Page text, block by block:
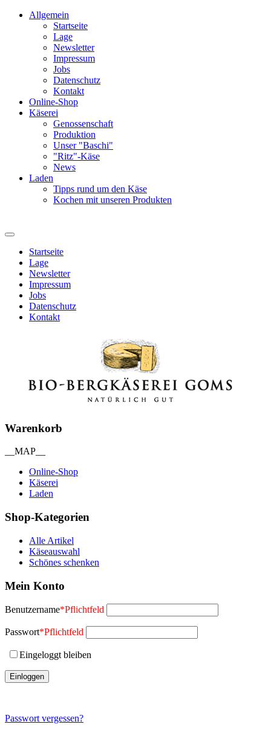
Allgemein
Startseite
Lage
Newsletter
Impressum
Jobs
Datenschutz
Kontakt
Online-Shop
Käserei
Genossenschaft
Produktion
Unser "Baschi"
"Ritz"-Käse
News
Laden
Tipps rund um den Käse
Kochen mit unseren Produkten
Startseite
Lage
Newsletter
Impressum
Jobs
Datenschutz
Kontakt
Warenkorb
__MAP__
Online-Shop
Käserei
Laden
Shop-Kategorien
Alle Artikel
Käseauswahl
Schönes schenken
Mein Konto
Benutzername*Pflichtfeld
Passwort*Pflichtfeld
Eingeloggt bleiben
Passwort vergessen?